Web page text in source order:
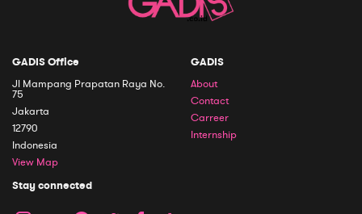
GADIS Office
Jl Mampang Prapatan Raya No.
75
Jakarta
12790
Indonesia
View Map
GADIS
About
Contact
Carreer
Internship
Stay connected